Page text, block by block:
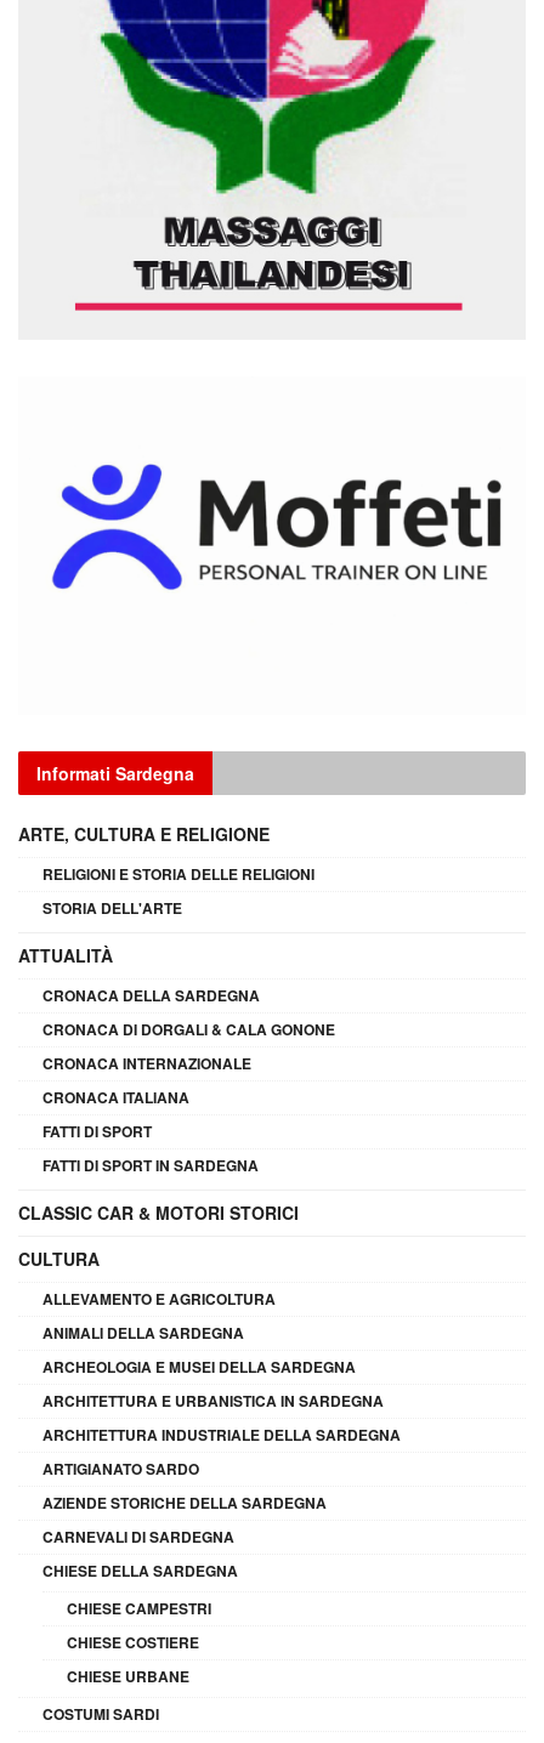
Informati Sardegna
ARTE, CULTURA E RELIGIONE
RELIGIONI E STORIA DELLE RELIGIONI
STORIA DELL'ARTE
ATTUALITÀ
CRONACA DELLA SARDEGNA
CRONACA DI DORGALI & CALA GONONE
CRONACA INTERNAZIONALE
CRONACA ITALIANA
FATTI DI SPORT
FATTI DI SPORT IN SARDEGNA
CLASSIC CAR & MOTORI STORICI
CULTURA
ALLEVAMENTO E AGRICOLTURA
ANIMALI DELLA SARDEGNA
ARCHEOLOGIA E MUSEI DELLA SARDEGNA
ARCHITETTURA E URBANISTICA IN SARDEGNA
ARCHITETTURA INDUSTRIALE DELLA SARDEGNA
ARTIGIANATO SARDO
AZIENDE STORICHE DELLA SARDEGNA
CARNEVALI DI SARDEGNA
CHIESE DELLA SARDEGNA
CHIESE CAMPESTRI
CHIESE COSTIERE
CHIESE URBANE
COSTUMI SARDI